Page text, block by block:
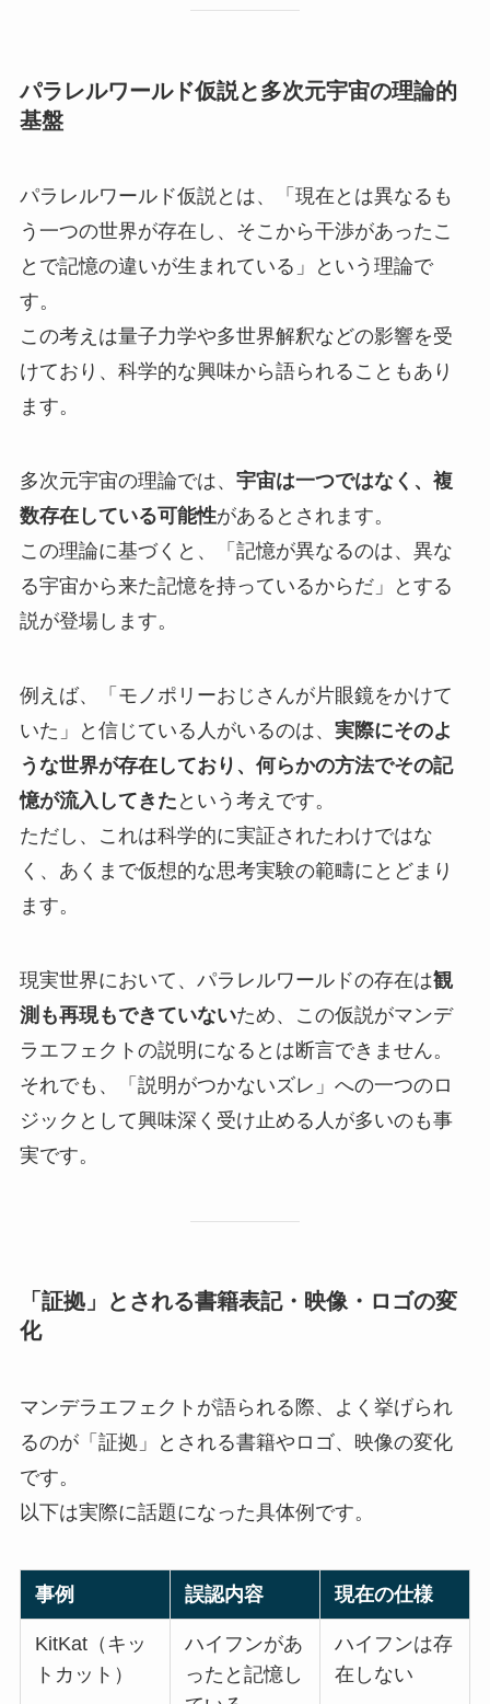
パラレルワールド仮説と多次元宇宙の理論的
基盤
パラレルワールド仮説とは、「現在とは異なるも
う一つの世界が存在し、そこから干渉があったこ
とで記憶の違いが生まれている」という理論で
す。
この考えは量子力学や多世界解釈などの影響を受
けており、科学的な興味から語られることもあり
ます。
多次元宇宙の理論では、 宇宙は一つではなく、複
数存在している可能性があるとされます。
この理論に基づくと、「記憶が異なるのは、異な
る宇宙から来た記憶を持っているからだ」とする
説が登場します。
例えば、「モノポリーおじさんが片眼鏡をかけて
いた」と信じている人がいるのは、 実際にそのよ
うな世界が存在しており、何らかの方法でその記
憶が流入してきた という考えです。
ただし、これは科学的に実証されたわけではな
く、あくまで仮想的な思考実験の範疇にとどまり
ます。
現実世界において、パラレルワールドの存在は観
測も再現もできていないため、この仮説がマンデ
ラエフェクトの説明になるとは断言できません。
それでも、「説明がつかないズレ」への一つのロ
ジックとして興味深く受け止める人が多いのも事
実です。
「証拠」とされる書籍表記・映像・ロゴの変
化
マンデラエフェクトが語られる際、よく挙げられ
るのが「証拠」とされる書籍やロゴ、映像の変化
です。
以下は実際に話題になった具体例です。
事例 誤認内容 現在の仕様
KitKat（キッ
トカット）
ハイフンがあ
ったと記憶し
ハイフンは存
在しない